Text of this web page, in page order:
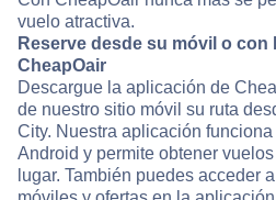
vuelo atractiva.
Reserve desde su móvil o con
CheapOair
Descargue la aplicación de
de nuestro sitio móvil su ruta
City. Nuestra aplicación
Android y permite obtener
lugar. También puedes acceder